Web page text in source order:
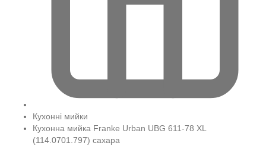
Кухонні мийки
Кухонна мийка Franke Urban UBG 611-78 XL
(114.0701.797) сахара